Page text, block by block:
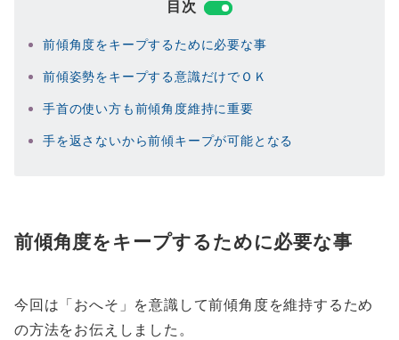
目次
前傾角度をキープするために必要な事
前傾姿勢をキープする意識だけでＯＫ
手首の使い方も前傾角度維持に重要
手を返さないから前傾キープが可能となる
前傾角度をキープするために必要な事
今回は「おへそ」を意識して前傾角度を維持するため
の方法をお伝えしました。